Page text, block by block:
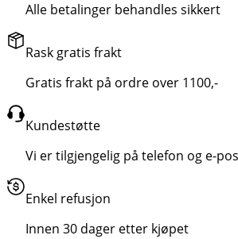
Alle betalinger behandles sikkert
Rask gratis frakt
Gratis frakt på ordre over 1100,-
Kundestøtte
Vi er tilgjengelig på telefon og e-
Enkel refusjon
Innen 30 dager etter kjøpet